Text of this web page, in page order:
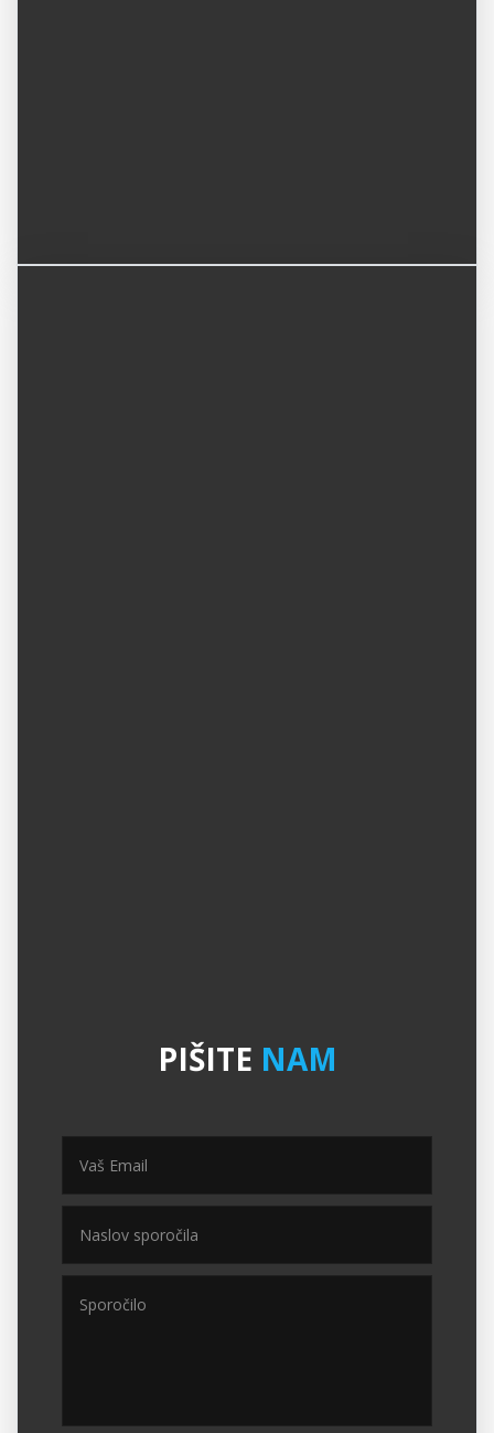
PIŠITE NAM